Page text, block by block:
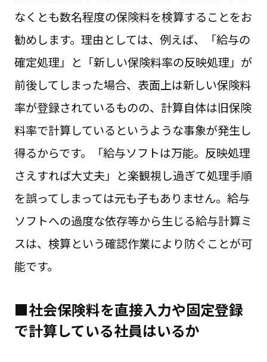
なくとも数名程度の保険料を検算することをお
勧めします。理由としては、例えば、「給与の
確定処理」と「新しい保険料率の反映処理」が
前後してしまった場合、表面上は新しい保険料
率が登録されているものの、計算自体は旧保険
料率で計算しているというような事象が発生し
得るからです。「給与ソフトは万能。反映処理
さえすれば大丈夫」と楽観視し過ぎて処理手順
を誤ってしまっては元も子もありません。給与
ソフトへの過度な依存等から生じる給与計算ミ
スは、検算という確認作業により防ぐことが可
能です。
■社会保険料を直接入力や固定登録
で計算している社員はいるか